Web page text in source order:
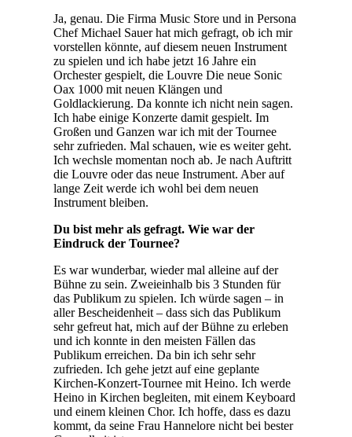
Ja, genau. Die Firma Music Store und in Persona
Chef Michael Sauer hat mich gefragt, ob ich mir
vorstellen könnte, auf diesem neuen Instrument
zu spielen und ich habe jetzt 16 Jahre ein
Orchester gespielt, die Louvre Die neue Sonic
Oax 1000 mit neuen Klängen und
Goldlackierung. Da konnte ich nicht nein sagen.
Ich habe einige Konzerte damit gespielt. Im
Großen und Ganzen war ich mit der Tournee
sehr zufrieden. Mal schauen, wie es weiter geht.
Ich wechsle momentan noch ab. Je nach Auftritt
die Louvre oder das neue Instrument. Aber auf
lange Zeit werde ich wohl bei dem neuen
Instrument bleiben.
Du bist mehr als gefragt. Wie war der
Eindruck der Tournee?
Es war wunderbar, wieder mal alleine auf der
Bühne zu sein. Zweieinhalb bis 3 Stunden für
das Publikum zu spielen. Ich würde sagen – in
aller Bescheidenheit – dass sich das Publikum
sehr gefreut hat, mich auf der Bühne zu erleben
und ich konnte in den meisten Fällen das
Publikum erreichen. Da bin ich sehr sehr
zufrieden. Ich gehe jetzt auf eine geplante
Kirchen-Konzert-Tournee mit Heino. Ich werde
Heino in Kirchen begleiten, mit einem Keyboard
und einem kleinen Chor. Ich hoffe, dass es dazu
kommt, da seine Frau Hannelore nicht bei bester